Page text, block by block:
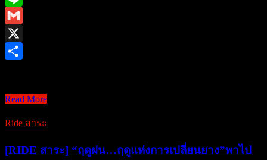
เบรก
ณ
อาศรม
อาจารย์
ซ่อน
Line
Gmail
X
ส
ต
.
Read More
Ride สาระ
[RIDE สาระ] “ฤดูฝน…ฤดูแห่งการเปลี่ยนยาง”พาไป